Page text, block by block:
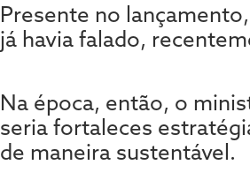
Presente no
já havia falado,
Na época, então, o
seria fortaleces
de maneira sustentável.